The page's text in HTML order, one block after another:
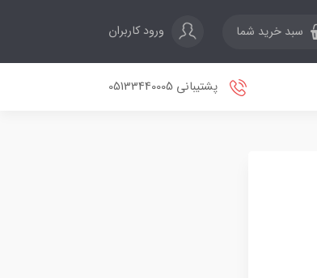
سبد خرید شما ورود کاربران
پشتیبانی 05133440005